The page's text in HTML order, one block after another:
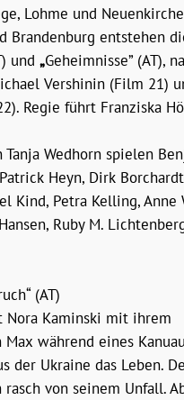
Lohme und
Brandenburg entstehen
und „Geheimnisse” (AT),
Vershinin (Film 21)
Regie führt Franziska
Wedhorn spielen
Heyn, Dirk
Kind, Petra Kelling, Anne
Ruby M.
(AT)
Kaminski mit ihrem
Max während eines
der Ukraine das Leben.
von seinem Unfall.